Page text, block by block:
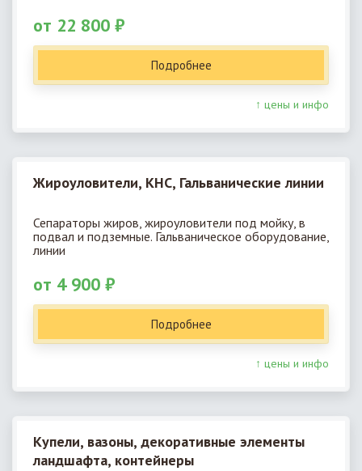
от 22 800 ₽
Подробнее
↑ цены и инфо
Жироуловители, КНС, Гальванические линии
Сепараторы жиров, жироуловители под мойку, в
подвал и подземные. Гальваническое оборудование,
линии
от 4 900 ₽
Подробнее
↑ цены и инфо
Купели, вазоны, декоративные элементы
ландшафта, контейнеры